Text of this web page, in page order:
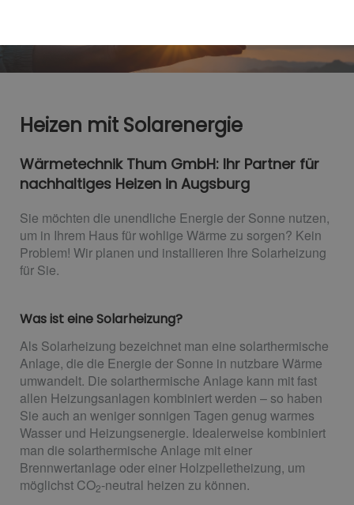
Heizen mit Solarenergie
Wärmetechnik Thum GmbH: Ihr Partner für
nachhaltiges Heizen in Augsburg
Sie möchten die unendliche Energie der Sonne nutzen,
um in Ihrem Haus für wohlige Wärme zu sorgen? Kein
Problem! Wir planen und installieren Ihre Solarheizung
für Sie.
Was ist eine Solarheizung?
Als Solarheizung bezeichnet man eine solarthermische
Anlage, die die Energie der Sonne in nutzbare Wärme
umwandelt. Die solarthermische Anlage kann mit fast
allen Heizungsanlagen kombiniert werden – so haben
Sie auch an weniger sonnigen Tagen genug warmes
Wasser und Heizungsenergie. Idealerweise kombiniert
man die solarthermische Anlage mit einer
Brennwertanlage oder einer Holzpelletheizung, um
möglichst CO2-neutral heizen zu können.